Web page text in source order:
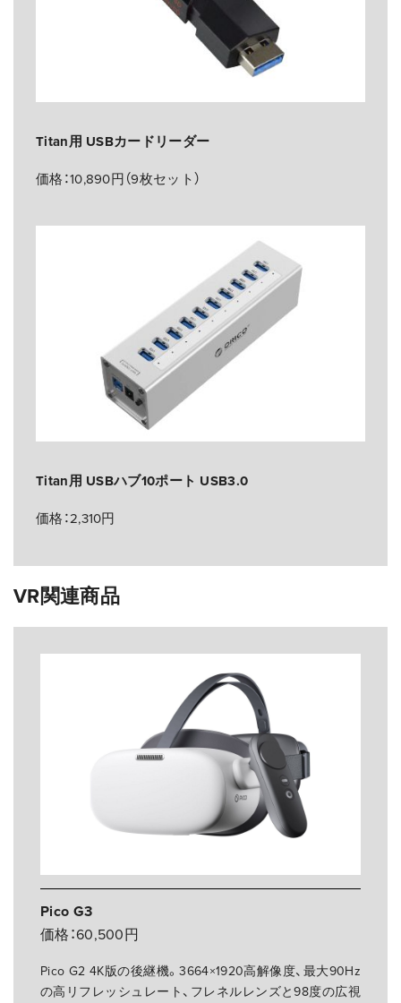
Titan用 USBカードリーダー
価格：10,890円（9枚セット）
Titan用 USBハブ10ポート USB3.0
価格：2,310円
VR関連商品
Pico G3
価格：60,500円
Pico G2 4K版の後継機。3664×1920高解像度、最大90Hz
の高リフレッシュレート、フレネルレンズと98度の広視